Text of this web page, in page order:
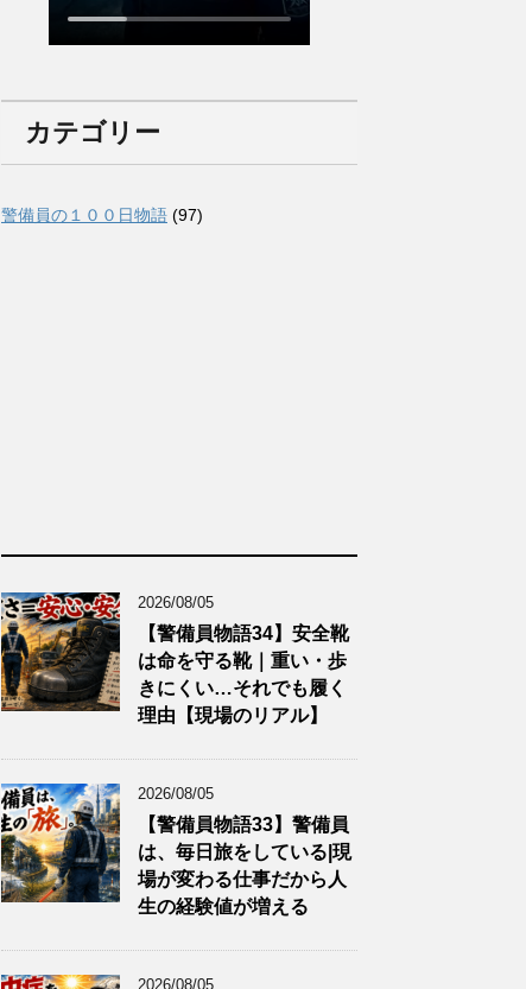
カテゴリー
警備員の１００日物語 (97)
2026/08/05
【警備員物語34】安全靴
は命を守る靴｜重い・歩
きにくい…それでも履く
理由【現場のリアル】
2026/08/05
【警備員物語33】警備員
は、毎日旅をしている|現
場が変わる仕事だから人
生の経験値が増える
2026/08/05